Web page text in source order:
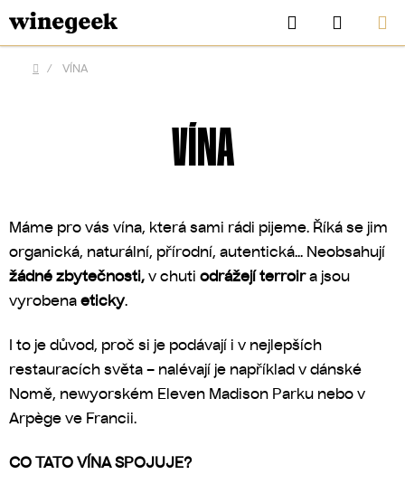
Přejít
na
obsah
Hledat
KOŠÍK
Domů
/ VÍNA
VÍNA
Máme pro vás vína, která sami rádi pijeme. Říká se jim
organická, naturální, přírodní, autentická... Neobsahují
žádné zbytečnosti, v chuti odrážejí terroira jsou
vyrobena eticky.
I to je důvod, proč si je podávají i v nejlepších
restauracích světa – nalévají je například v dánské
Nomě, newyorském Eleven Madison Parku nebo v
Arpège ve Francii.
CO TATO VÍNA SPOJUJE?